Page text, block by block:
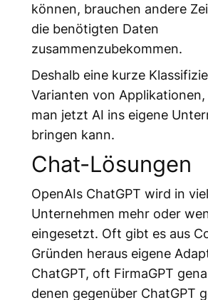
können, brauchen andere
die benötigten Daten
zusammenzubekommen.
Deshalb eine kurze
Varianten von
man jetzt AI ins eigene
bringen kann.
Chat-Lösungen
OpenAIs ChatGPT wird in
Unternehmen mehr oder
eingesetzt. Oft gibt es aus
Gründen heraus eigene
ChatGPT, oft FirmaGPT
denen gegenüber ChatGPT